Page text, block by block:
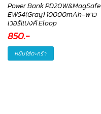
Power Bank PD20W&MagSafe
EW54(Gray) 10000mAh-พาว
เวอร์แบงค์ Eloop
850.-
หยิบใส่ตะกร้า